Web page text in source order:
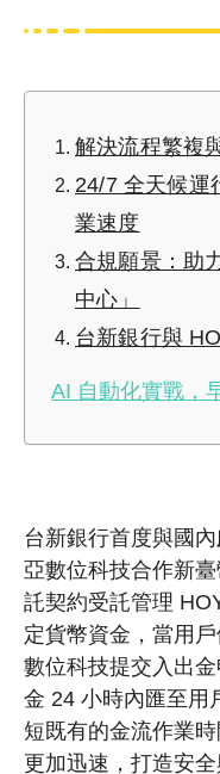
解決流程繁複
24/7 全天候運
業速度
合規願景：助
中心」
台新銀行與
AI 自動化實戰，
台新銀行首度與國內
亞數位科技合作新
託契約受託管理
定貨幣資金，當用
數位科技提交入出
金 24 小時內匯至用
短既有的金流作業
更加迅速，打造安全